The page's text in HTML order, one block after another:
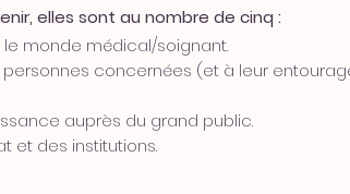
elles sont au nombre de cinq :
le monde médical/soignant.
personnes concernées (et à leur
auprès du grand public.
et des institutions.